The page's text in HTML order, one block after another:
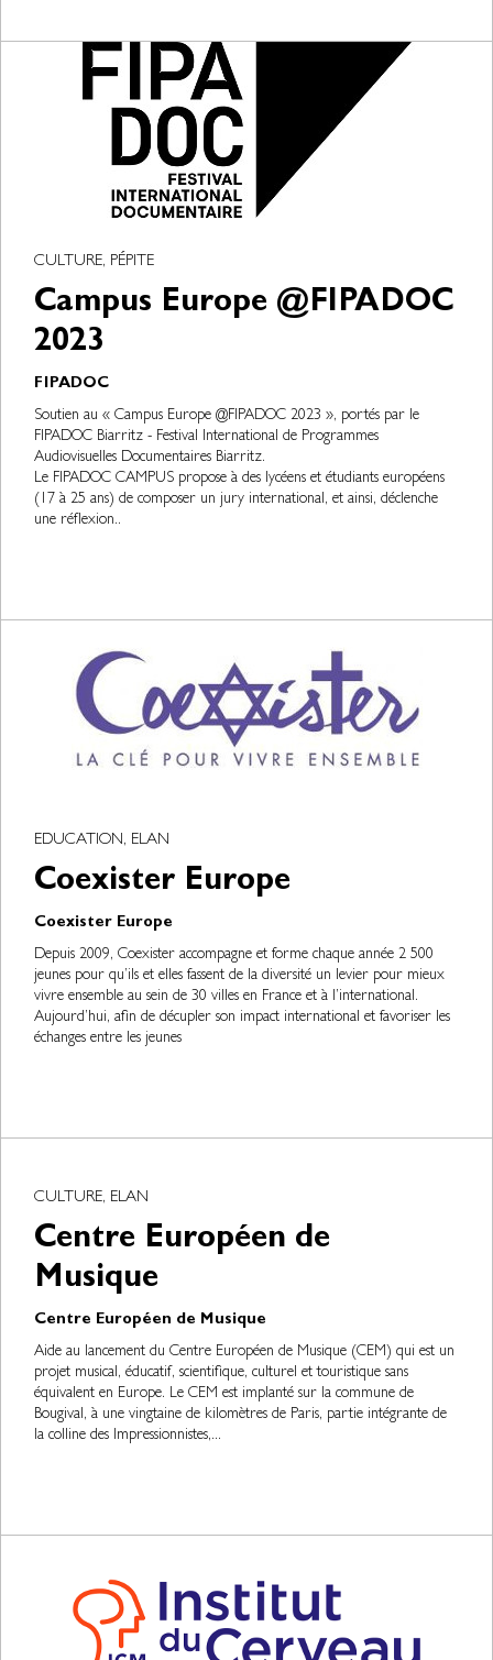
CULTURE, PÉPITE
Campus Europe @FIPADOC
2023
FIPADOC
Soutien au « Campus Europe @FIPADOC 2023 », portés par le
FIPADOC Biarritz - Festival International de Programmes
Audiovisuelles Documentaires Biarritz.
Le FIPADOC CAMPUS propose à des lycéens et étudiants européens
(17 à 25 ans) de composer un jury international, et ainsi, déclenche
une réflexion..
EDUCATION, ELAN
Coexister Europe
Coexister Europe
Depuis 2009, Coexister accompagne et forme chaque année 2 500
jeunes pour qu’ils et elles fassent de la diversité un levier pour mieux
vivre ensemble au sein de 30 villes en France et à l’international.
Aujourd’hui, afin de décupler son impact international et favoriser les
échanges entre les jeunes
CULTURE, ELAN
Centre Européen de
Musique
Centre Européen de Musique
Aide au lancement du Centre Européen de Musique (CEM) qui est un
projet musical, éducatif, scientifique, culturel et touristique sans
équivalent en Europe. Le CEM est implanté sur la commune de
Bougival, à une vingtaine de kilomètres de Paris, partie intégrante de
la colline des Impressionnistes,...